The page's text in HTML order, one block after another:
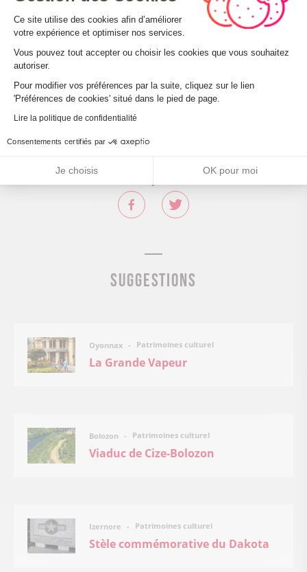
Descriptif handicap mental : Aucune valeur
Descriptif handicap moteur : Aucune valeur
Descriptif handicap visuel : Aucune valeur
Descriptif handicap auditif : Aucune valeur
Marque tourisme et Handicap : Aucune valeur
Partager sur
Suggestions
Oyonnax Patrimoines culturel
La Grande Vapeur
Bolozon Patrimoines culturel
Viaduc de Cize-Bolozon
Izernore Patrimoines culturel
Stèle commémorative du Dakota
Plateforme de Gestion du
Ce site utilise des cookies afin d’améliorer
votre expérience et optimiser nos services.
Vous pouvez tout accepter ou choisir les cookies que vous souhaitez
autoriser.
Pour modifier vos préférences par la suite, cliquez sur le lien
'Préférences de cookies' situé dans le pied de page.
Lire la politique de confidentialité
Consentements certifiés par
Je choisis OK pour moi